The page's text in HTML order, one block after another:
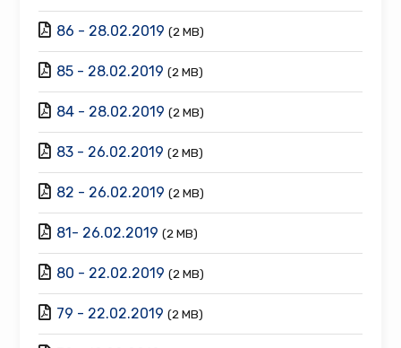
86 - 28.02.2019 (2 MB)
85 - 28.02.2019 (2 MB)
84 - 28.02.2019 (2 MB)
83 - 26.02.2019 (2 MB)
82 - 26.02.2019 (2 MB)
81- 26.02.2019 (2 MB)
80 - 22.02.2019 (2 MB)
79 - 22.02.2019 (2 MB)